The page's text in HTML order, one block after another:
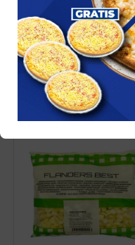
Ver
Filtrando por: Papas